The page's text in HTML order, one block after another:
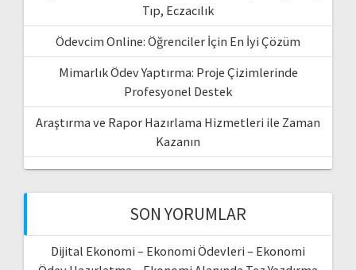
Tıp, Eczacılık
Ödevcim Online: Öğrenciler İçin En İyi Çözüm
Mimarlık Ödev Yaptırma: Proje Çizimlerinde
Profesyonel Destek
Araştırma ve Rapor Hazırlama Hizmetleri ile Zaman
Kazanın
SON YORUMLAR
Dijital Ekonomi – Ekonomi Ödevleri – Ekonomi